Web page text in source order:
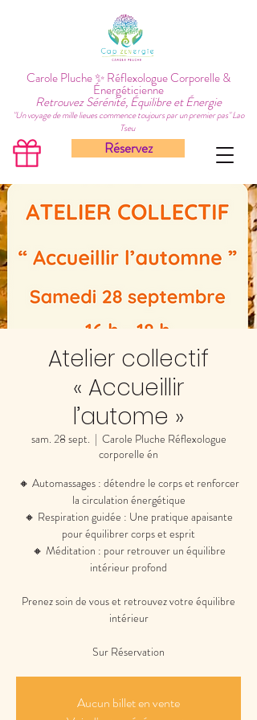
Carole Pluche ✨ Réflexologue Corporelle &
Énergéticienne
Retrouvez Sérénité, Équilibre et Énergie
"Un voyage de mille lieues commence toujours par un premier pas" Lao
Tseu
Réservez
Atelier collectif
« Accueillir
l’autome »
sam. 28 sept.
  |
Carole Pluche Réflexologue
corporelle én
🔸 Automassages : détendre le corps et renforcer
la circulation énergétique
🔸 Respiration guidée : Une pratique apaisante
pour équilibrer corps et esprit
🔸 Méditation : pour retrouver un équilibre
intérieur profond
Prenez soin de vous et retrouvez votre équilibre
intérieur
Sur Réservation
Aucun billet en vente